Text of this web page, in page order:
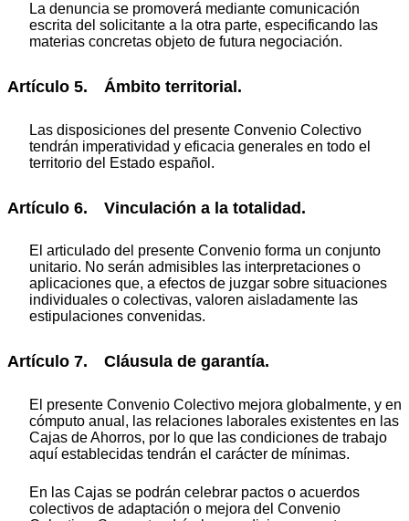
La denuncia se promoverá mediante comunicación
escrita del solicitante a la otra parte, especificando las
materias concretas objeto de futura negociación.
Artículo 5. Ámbito territorial.
Las disposiciones del presente Convenio Colectivo
tendrán imperatividad y eficacia generales en todo el
territorio del Estado español.
Artículo 6. Vinculación a la totalidad.
El articulado del presente Convenio forma un conjunto
unitario. No serán admisibles las interpretaciones o
aplicaciones que, a efectos de juzgar sobre situaciones
individuales o colectivas, valoren aisladamente las
estipulaciones convenidas.
Artículo 7. Cláusula de garantía.
El presente Convenio Colectivo mejora globalmente, y en
cómputo anual, las relaciones laborales existentes en las
Cajas de Ahorros, por lo que las condiciones de trabajo
aquí establecidas tendrán el carácter de mínimas.
En las Cajas se podrán celebrar pactos o acuerdos
colectivos de adaptación o mejora del Convenio